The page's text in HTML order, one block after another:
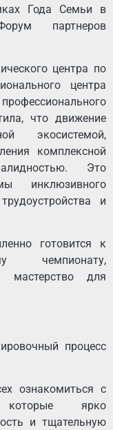
Года Семьи в
партнеров
центра по
центра
что движение
экосистемой,
комплексной
Это
инклюзивного
и
готовится к
чемпионату,
мастерство для
процесс
ознакомиться с
которые ярко
и тщательную